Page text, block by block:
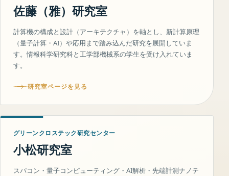
佐藤（雅）研究室
計算機の構成と設計（アーキテクチャ）を軸とし、新計算原理
（量子計算・AI）や応用まで踏み込んだ研究を展開していま
す。情報科学研究科と工学部機械系の学生を受け入れていま
す。
研究室ページを見る
グリーンクロステック研究センター
小松研究室
スパコン・量子コンピューティング・AI解析・先端計測ナノテ